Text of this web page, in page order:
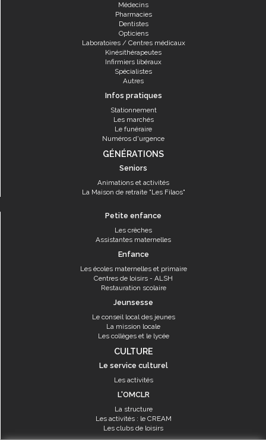
Médecins
Pharmacies
Dentistes
Opticiens
Laboratoires / Centres médicaux
Kinésithérapeutes
Infirmiers libéraux
Spécialistes
Autres
Infos pratiques
Stationnement
Les marchés
Le funéraire
Numéros d'urgence
GÉNÉRATIONS
Seniors
Animations et activités
La Maison de retraite "Les Filaos"
Petite enfance
Les crèches
Assistantes maternelles
Enfance
Les écoles maternelles et primaire
Centres de loisirs - ALSH
Restauration scolaire
Jeunsesse
Le conseil local des jeunes
La mission locale
Les collèges et le lycée
CULTURE
Le service culturel
Les activités
L'OMCLR
La structure
Les activités : le CREAM
Les clubs de loisirs